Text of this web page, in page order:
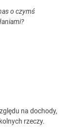
o czymś
na dochody,
rzeczy.